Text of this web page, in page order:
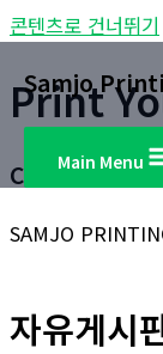
콘텐츠로 건너뛰기
Samjo
Main Menu
Print
Customer
SAMJO
자유게시